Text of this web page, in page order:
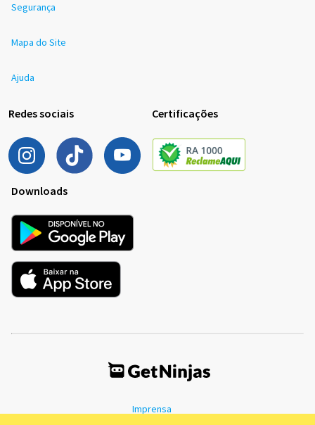
Segurança
Mapa do Site
Ajuda
Redes sociais Certificações
Downloads
Imprensa